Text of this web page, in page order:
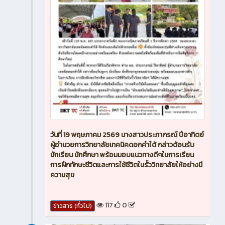
วันที่ 19 พฤษภาคม 2569 นางสาวประภาภรณ์ ปีอาทิตย์
ผู้อำนวยการวิทยาลัยเทคนิคดอกคำใต้ กล่าวต้อนรับ
นักเรียน นักศึกษา พร้อมมอบแนวทางดีๆในการเรียน
การฝึกทักษะชีวิตและการใช้ชีวิตในรั้ววิทยาลัยให้อย่างมี
ความสุข
ข่าวสาร (ทั่วไป) 117 0